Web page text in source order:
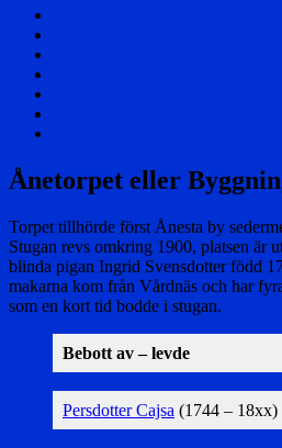
en
karta
Ånetorpet eller
Torpet tillhörde först Ånesta by
Stugan revs omkring 1900, platsen är
blinda pigan Ingrid Svensdotter född
makarna kom från Vårdnäs och har
som en kort tid bodde i stugan.
Bebott av – levde
Persdotter Cajsa (1744 – 18xx)